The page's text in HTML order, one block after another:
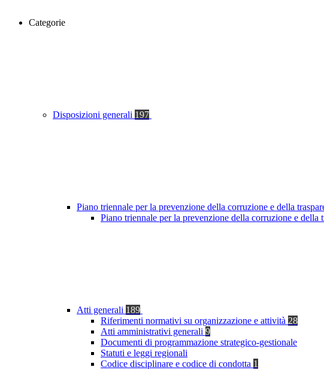
Categorie
Disposizioni generali 197
Piano triennale per la prevenzione della corruzione e della
Piano triennale per la prevenzione della corruzione e della
Atti generali 189
Riferimenti normativi su organizzazione e attività 28
Atti amministrativi generali 9
Documenti di programmazione strategico-gestionale
Statuti e leggi regionali
Codice disciplinare e codice di condotta 1